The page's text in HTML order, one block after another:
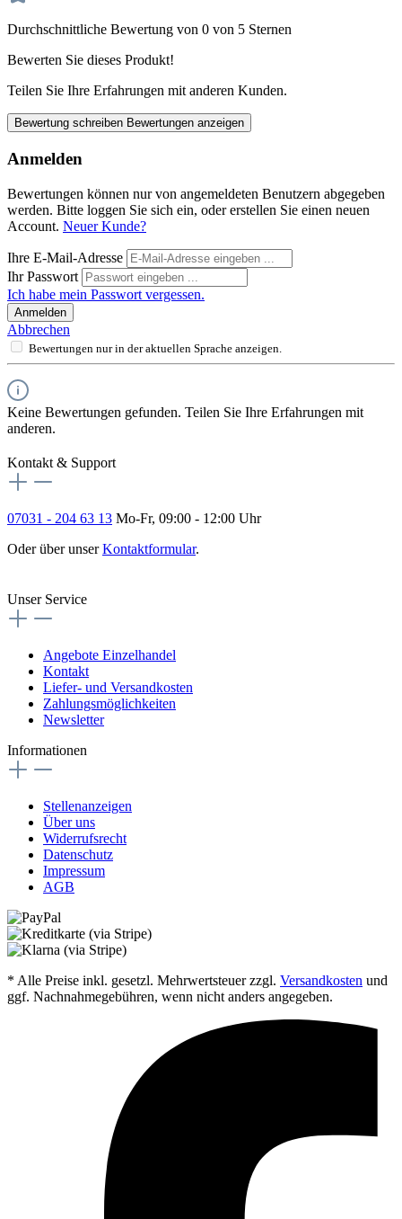
Durchschnittliche Bewertung von 0 von 5 Sternen
Bewerten Sie dieses Produkt!
Teilen Sie Ihre Erfahrungen mit anderen Kunden.
Bewertung schreiben Bewertungen anzeigen
Anmelden
Bewertungen können nur von angemeldeten Benutzern abgegeben
werden. Bitte loggen Sie sich ein, oder erstellen Sie einen neuen
Account. Neuer Kunde?
Ihre E-Mail-Adresse
Ihr Passwort
Ich habe mein Passwort vergessen.
Anmelden
Abbrechen
Bewertungen nur in der aktuellen Sprache anzeigen.
Keine Bewertungen gefunden. Teilen Sie Ihre Erfahrungen mit
anderen.
Kontakt & Support
07031 - 204 63 13 Mo-Fr, 09:00 - 12:00 Uhr
Oder über unserKontaktformular.
Unser Service
Angebote Einzelhandel
Kontakt
Liefer- und Versandkosten
Zahlungsmöglichkeiten
Newsletter
Informationen
Stellenanzeigen
Über uns
Widerrufsrecht
Datenschutz
Impressum
AGB
* Alle Preise inkl. gesetzl. Mehrwertsteuer zzgl. Versandkosten und
ggf. Nachnahmegebühren, wenn nicht anders angegeben.